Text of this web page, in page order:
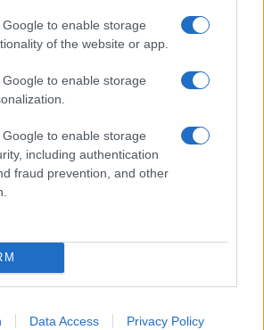
to enable storage
of the website or app.
to enable storage
to enable storage
including authentication
fraud prevention, and other
Data Access Privacy Policy
con fondi UE: competenze digitali,
2026